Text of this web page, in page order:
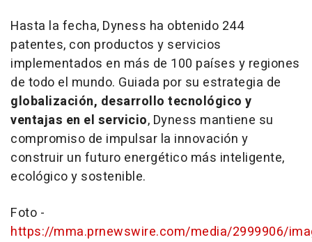
Hasta la fecha, Dyness ha obtenido 244
patentes, con productos y servicios
implementados en más de 100 países y regiones
de todo el mundo. Guiada por su estrategia de
globalización, desarrollo tecnológico y
ventajas en el servicio, Dyness mantiene su
compromiso de impulsar la innovación y
construir un futuro energético más inteligente,
ecológico y sostenible.
Foto -
https://mma.prnewswire.com/media/2999906/